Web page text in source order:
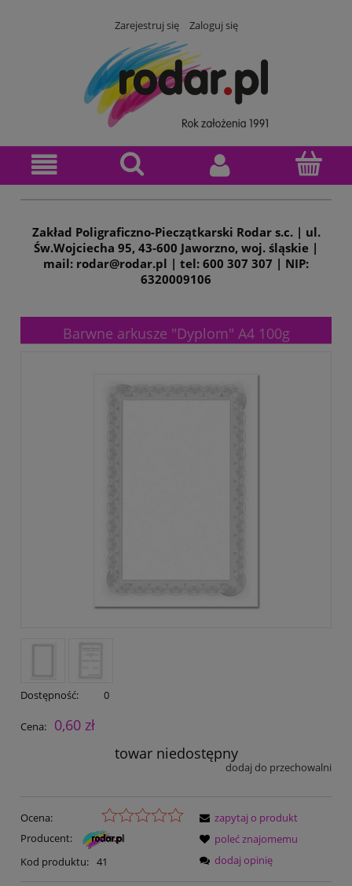
Zarejestruj się Zaloguj się
Zakład Poligraficzno-Pieczątkarski Rodar s.c. | ul.
Św.Wojciecha 95, 43-600 Jaworzno, woj. śląskie |
mail: rodar@rodar.pl | tel: 600 307 307 | NIP:
6320009106
Barwne arkusze "Dyplom" A4 100g
Dostępność: 0
Cena:
0,60 zł
towar niedostępny
dodaj do przechowalni
Ocena:
Producent:
Kod produktu: 41
zapytaj o produkt
poleć znajomemu
dodaj opinię